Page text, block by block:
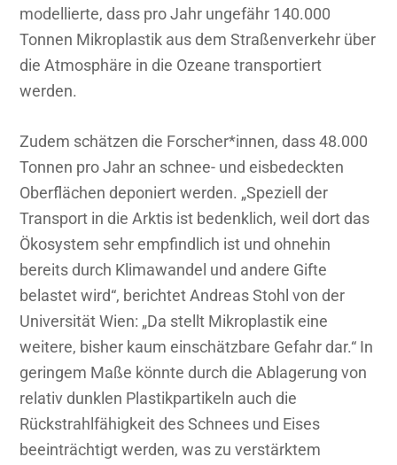
modellierte, dass pro Jahr ungefähr 140.000
Tonnen Mikroplastik aus dem Straßenverkehr über
die Atmosphäre in die Ozeane transportiert
werden.
Zudem schätzen die Forscher*innen, dass 48.000
Tonnen pro Jahr an schnee- und eisbedeckten
Oberflächen deponiert werden. „Speziell der
Transport in die Arktis ist bedenklich, weil dort das
Ökosystem sehr empfindlich ist und ohnehin
bereits durch Klimawandel und andere Gifte
belastet wird“, berichtet Andreas Stohl von der
Universität Wien: „Da stellt Mikroplastik eine
weitere, bisher kaum einschätzbare Gefahr dar.“ In
geringem Maße könnte durch die Ablagerung von
relativ dunklen Plastikpartikeln auch die
Rückstrahlfähigkeit des Schnees und Eises
beeinträchtigt werden, was zu verstärktem